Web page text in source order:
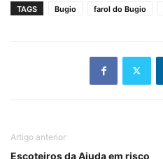
TAGS Bugio farol do Bugio
Artigo anterior
Escoteiros da Ajuda em risco